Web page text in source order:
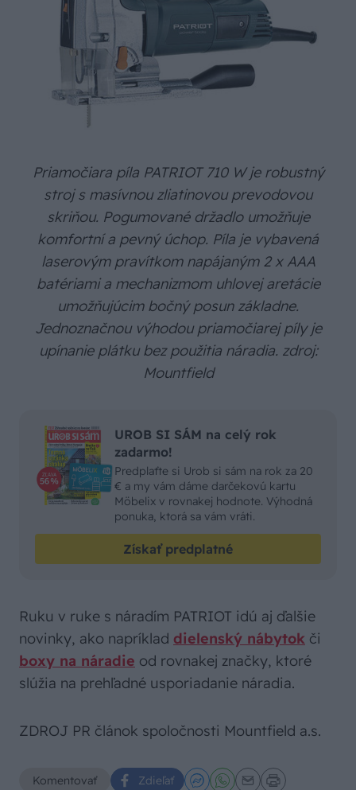
Priamočiara píla PATRIOT 710 W je robustný
stroj s masívnou zliatinovou prevodovou
skriňou. Pogumované držadlo umožňuje
komfortní a pevný úchop. Píla je vybavená
laserovým pravítkom napájaným 2 x AAA
batériami a mechanizmom uhlovej aretácie
umožňujúcim bočný posun základne.
Jednoznačnou výhodou priamočiarej píly je
upínanie plátku bez použitia náradia. zdroj:
Mountfield
UROB SI SÁM na celý rok
zadarmo!
Predplaťte si Urob si sám na rok za 20
€ a my vám dáme darčekovú kartu
Möbelix v rovnakej hodnote. Výhodná
ponuka, ktorá sa vám vráti.
Získať predplatné
Ruku v ruke s náradím PATRIOT idú aj ďalšie
novinky, ako napríklad dielenský nábytok či
boxy na náradie od rovnakej značky, ktoré
slúžia na prehľadné usporiadanie náradia.
ZDROJ PR článok spoločnosti Mountfield a.s.
Komentovať Zdieľať